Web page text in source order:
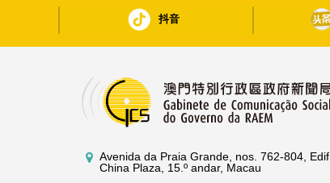
抖音
Avenida da Praia Grande, nos. 762-804, Edif.
China Plaza, 15.º andar, Macau